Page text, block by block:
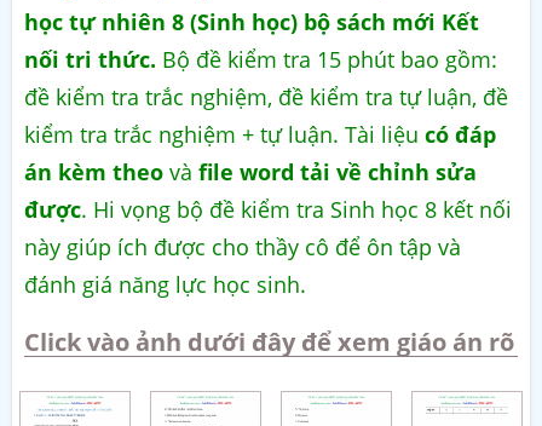
học tự nhiên 8 (Sinh học) bộ sách mới Kết
nối tri thức. Bộ đề kiểm tra 15 phút bao gồm:
đề kiểm tra trắc nghiệm, đề kiểm tra tự luận, đề
kiểm tra trắc nghiệm + tự luận. Tài liệu có đáp
án kèm theo và file word tải về chỉnh sửa
được. Hi vọng bộ đề kiểm tra Sinh học 8 kết nối
này giúp ích được cho thầy cô để ôn tập và
đánh giá năng lực học sinh.
Click vào ảnh dưới đây để xem giáo án rõ